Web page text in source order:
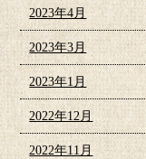
2023年4月
2023年3月
2023年1月
2022年12月
2022年11月